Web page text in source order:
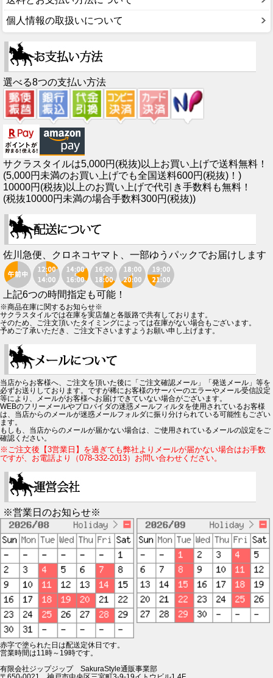
個人情報の取扱いについて
選べる8つの支払い方法
サクラスタイルは5,000円(税抜)以上お買い上げで送料無料！
(5,000円未満のお買い上げでも全国送料600円(税抜)！)
10000円(税抜)以上のお買い上げで代引き手数料も無料！
(税抜10000円未満の場合手数料300円(税抜))
佐川急便、クロネコヤマト、一部ゆうパックでお届けします
上記6つの時間指定も可能！
※商品在庫に関するお知らせ※
サクラスタイルでは在庫を実店舗と各販路で共有しております。
そのため、ご注文頂いたタイミングによっては在庫がない場合もございます。
予めご了承いただき、ご注文下さいますようお願い申し上げます。
当店からお客様へ、ご注文を頂いた後に「ご注文確認メール」「発送メール」等を
必ずお送りしております。ですが稀にお客様のサーバーのエラーやメール受信設定
等により、メールがお客様へお届けできていない場合がございます。
WEBのフリーメールやプロバイダの迷惑メールフィルタを使用されているお客様
は、当店からのメールが迷惑メールフォルダに振り分けられている可能性もござい
ます。
もしも、当店からのメールが届かない場合は、ご使用されているメールの設定をご
確認ください。
※ご注文後【3営業日】を過ぎても弊社よりメールが届かない場合はお手数
ですが、お電話より（078-332-2013）お問い合わせください。
※営業日のお知らせ※
赤字で塗られた日は配送定休日です。
営業時間は11時～19時です。
有限会社ジップジップ SakuraStyle通販事業部